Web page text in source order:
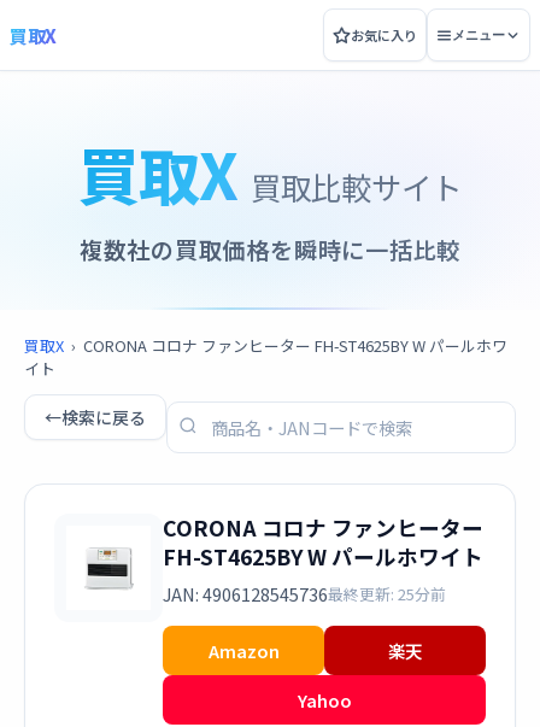
買取X お気に入り メニュー
買取X 買取比較サイト
複数社の買取価格を瞬時に一括比較
買取X › CORONA コロナ ファンヒーター FH-ST4625BY W パールホワ
イト
←検索に戻る
CORONA コロナ ファンヒーター
FH-ST4625BY W パールホワイト
JAN: 4906128545736最終更新: 25分前
Amazon
楽天
Yahoo